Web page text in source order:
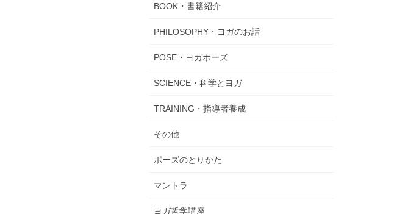
BOOK・書籍紹介
PHILOSOPHY・ヨガのお話
POSE・ヨガポーズ
SCIENCE・科学とヨガ
TRAINING・指導者養成
その他
ポーズのとりかた
マントラ
ヨガ哲学講座